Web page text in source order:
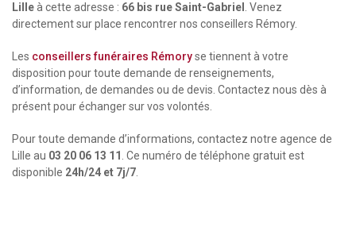
Lilleà cette adresse : 66 bis rue Saint-Gabriel
. Venez
directement sur place rencontrer nos conseillers Rémory.
Les conseillers funéraires Rémoryse tiennent à votre
disposition pour toute demande de renseignements,
d’information, de demandes ou de devis. Contactez nous dès à
présent pour échanger sur vos volontés.
Pour toute demande d’informations, contactez notre agence de
Lille au 03 20 06 13 11 . Ce numéro de téléphone gratuit est
disponible 24h/24 et 7j/7